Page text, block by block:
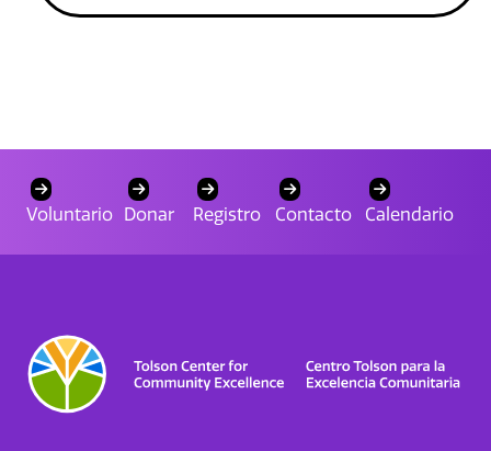
Voluntario Donar Registro Contacto Calendario